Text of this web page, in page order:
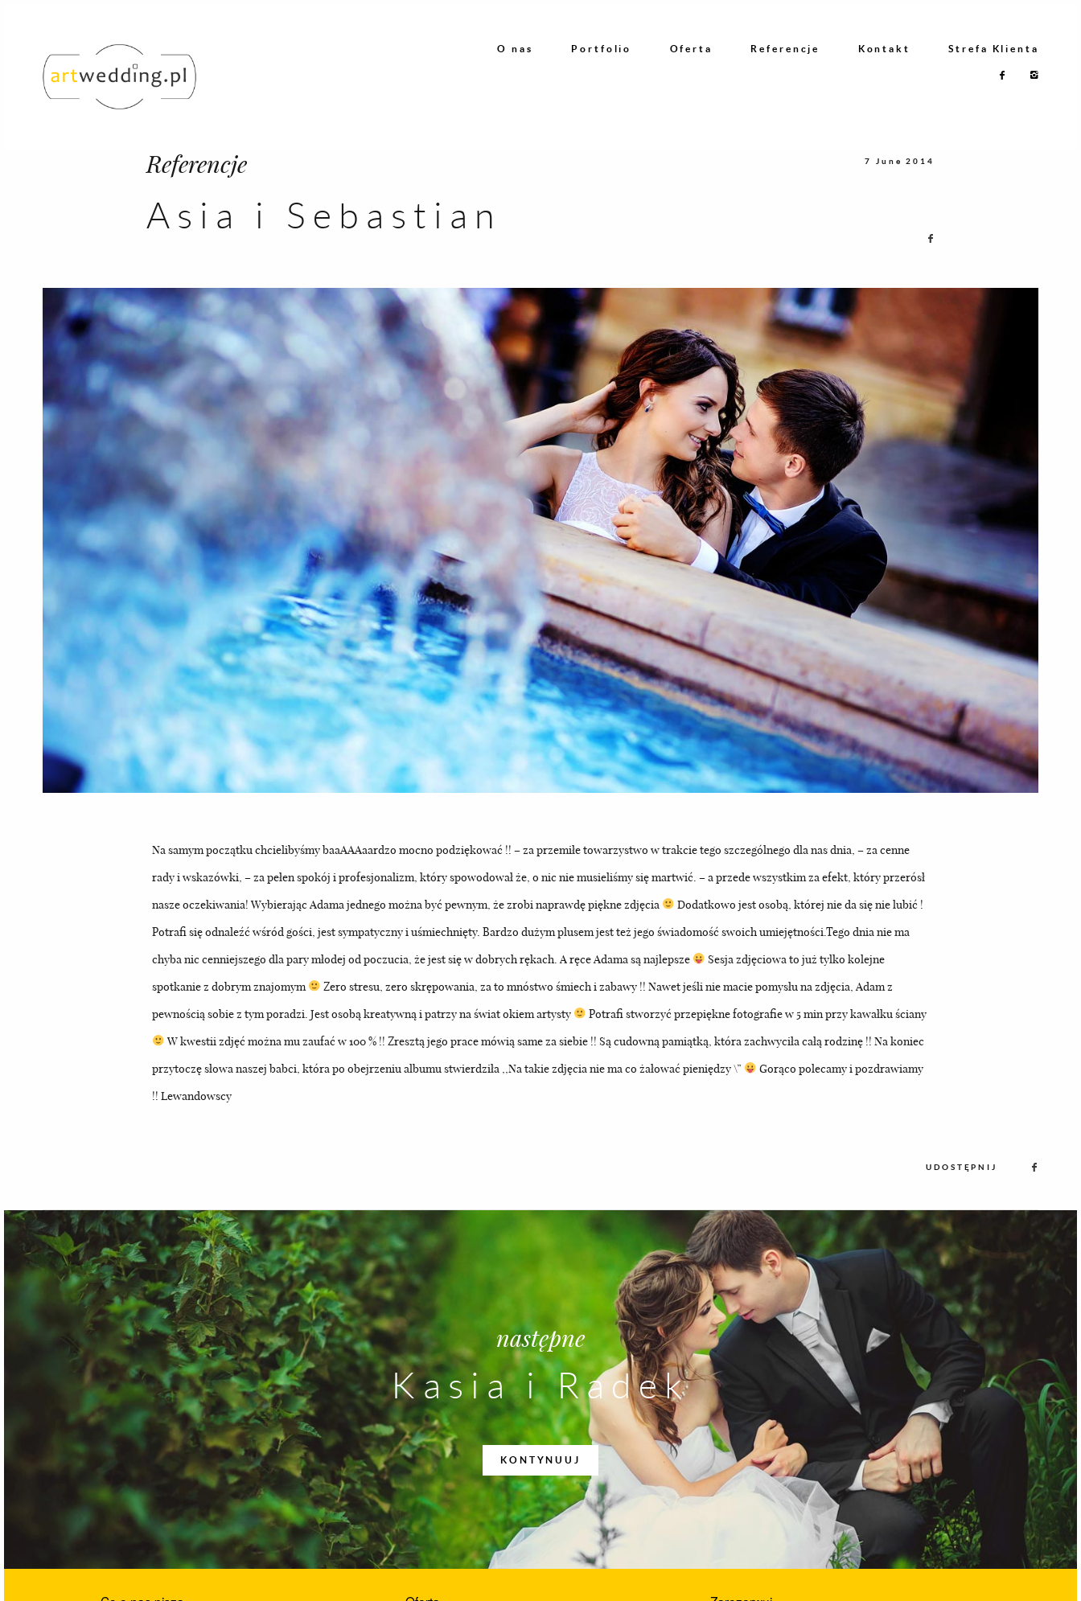
Referencje
Kontakt
Strefa Klienta
O nas Portfolio Oferta Referencje Kontakt Strefa Klienta
Referencje
Asia i Sebastian
7 June 2014
Na samym początku chcielibyśmy baaAAAaardzo mocno podziękować !! – za przemiłe towarzystwo w trakcie tego szczególnego dla nas dnia, – za cenne
rady i wskazówki, – za pełen spokój i profesjonalizm, który spowodował że, o nic nie musieliśmy się martwić. – a przede wszystkim za efekt, który przerósł
nasze oczekiwania! Wybierając Adama jednego można być pewnym, że zrobi naprawdę piękne zdjęcia
Dodatkowo jest osobą, której nie da się nie lubić !
Potrafi się odnaleźć wśród gości, jest sympatyczny i uśmiechnięty. Bardzo dużym plusem jest też jego świadomość swoich umiejętności.Tego dnia nie ma
chyba nic cenniejszego dla pary młodej od poczucia, że jest się w dobrych rękach. A ręce Adama są najlepsze
Sesja zdjęciowa to już tylko kolejne
spotkanie z dobrym znajomym
Zero stresu, zero skrępowania, za to mnóstwo śmiech i zabawy !! Nawet jeśli nie macie pomysłu na zdjęcia, Adam z
pewnością sobie z tym poradzi. Jest osobą kreatywną i patrzy na świat okiem artysty
Potrafi stworzyć przepiękne fotografie w 5 min przy kawałku ściany
W kwestii zdjęć można mu zaufać w 100 % !! Zresztą jego prace mówią same za siebie !! Są cudowną pamiątką, która zachwyciła całą rodzinę !! Na koniec
przytoczę słowa naszej babci, która po obejrzeniu albumu stwierdziła ,,Na takie zdjęcia nie ma co żałować pieniędzy \”
Gorąco polecamy i pozdrawiamy
!! Lewandowscy
UDOSTĘPNIJ
następne
Kasia i Radek
KONTYNUUJ